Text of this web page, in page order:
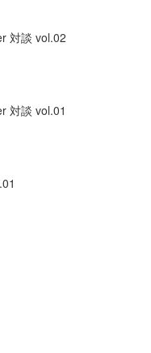
対談 vol.02
対談 vol.01